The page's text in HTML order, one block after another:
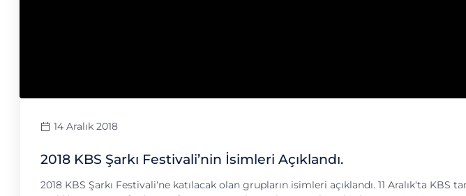
14 Aralık 2018
2018 KBS Şarkı Festivali’nin İsimleri Açıklandı.
2018 KBS Şarkı Festivali‘ne katılacak olan grupların isimleri açıklandı. 11 Aralık‘ta KBS